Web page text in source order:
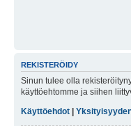
REKISTERÖIDY
Sinun tulee olla
käyttöehtomme ja siihen
Käyttöehdot